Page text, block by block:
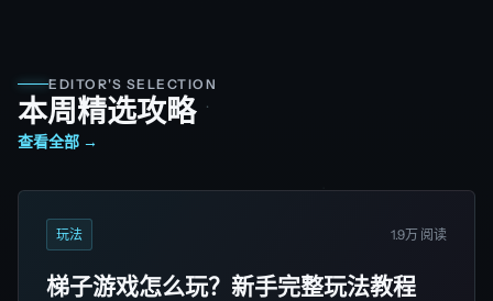
EDITOR'S SELECTION
本周精选攻略
查看全部 →
玩法 1.9万 阅读
梯子游戏怎么玩？新手完整玩法教程